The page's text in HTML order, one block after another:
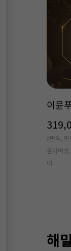
미,88
이뮨
#면역,
운지버
이
해